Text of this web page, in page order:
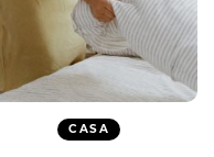
CASA